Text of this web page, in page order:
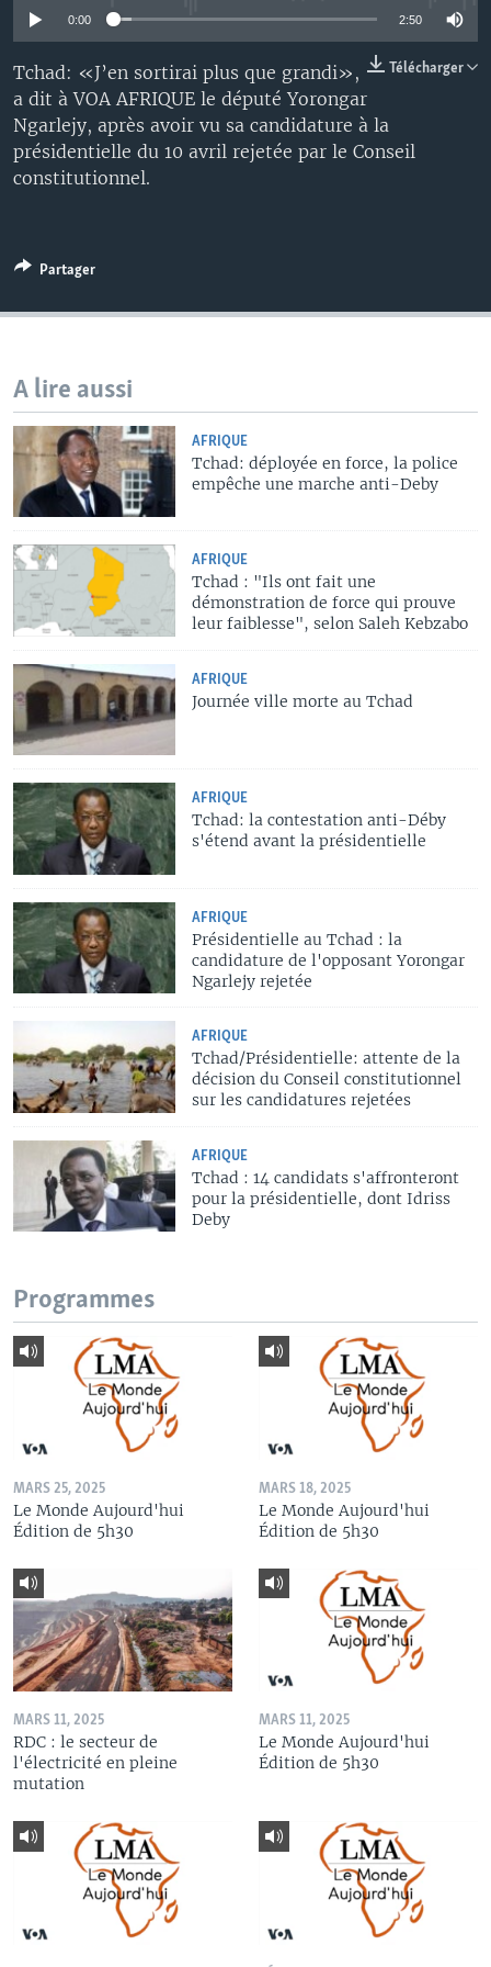
0:00 2:50
Télécharger
Tchad: «J’en sortirai plus que grandi»,
a dit à VOA AFRIQUE le député Yorongar
Ngarlejy, après avoir vu sa candidature à la
présidentielle du 10 avril rejetée par le Conseil
constitutionnel.
Partager
A lire aussi
AFRIQUE
Tchad: déployée en force, la police
empêche une marche anti-Deby
AFRIQUE
Tchad : "Ils ont fait une
démonstration de force qui prouve
leur faiblesse", selon Saleh Kebzabo
AFRIQUE
Journée ville morte au Tchad
AFRIQUE
Tchad: la contestation anti-Déby
s'étend avant la présidentielle
AFRIQUE
Présidentielle au Tchad : la
candidature de l'opposant Yorongar
Ngarlejy rejetée
AFRIQUE
Tchad/Présidentielle: attente de la
décision du Conseil constitutionnel
sur les candidatures rejetées
AFRIQUE
Tchad : 14 candidats s'affronteront
pour la présidentielle, dont Idriss
Deby
Programmes
MARS 25, 2025
Le Monde Aujourd'hui
Édition de 5h30
MARS 18, 2025
Le Monde Aujourd'hui
Édition de 5h30
MARS 11, 2025
RDC : le secteur de
l'électricité en pleine
mutation
MARS 11, 2025
Le Monde Aujourd'hui
Édition de 5h30